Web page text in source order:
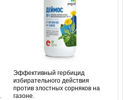
Эффективный гербицид
избирательного действия
против злостных сорняков на
газоне.